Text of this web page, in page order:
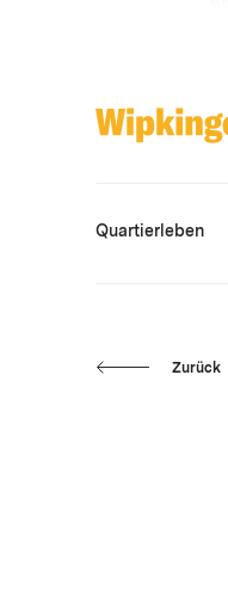
Quartierleben
Zurück